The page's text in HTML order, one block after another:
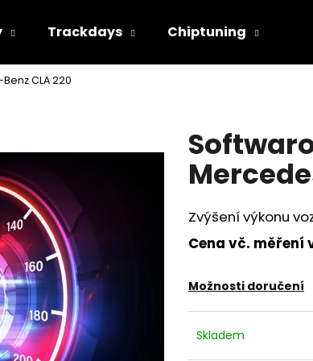
Trackdays Chiptuning
CLA 220
Zvýšení výkonu
Cena vč. měření
Možnosti doručení
Skladem
Co potřebujete najít?
HLEDAT
Doporučujeme
ECHO